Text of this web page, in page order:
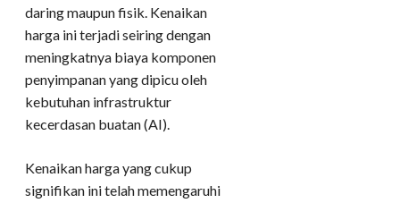
daring maupun fisik. Kenaikan
harga ini terjadi seiring dengan
meningkatnya biaya komponen
penyimpanan yang dipicu oleh
kebutuhan infrastruktur
kecerdasan buatan (AI).
Kenaikan harga yang cukup
signifikan ini telah memengaruhi